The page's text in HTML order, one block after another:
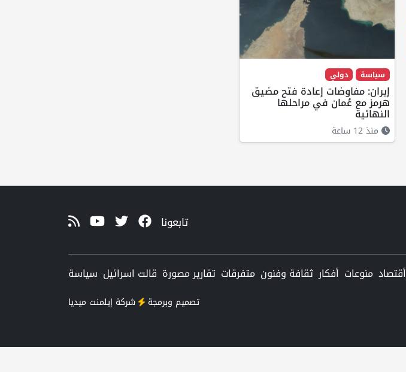
سياسة دولي
إيران: مفاوضات إعادة فتح مضيق
هرمز مع عُمان في مراحلها
النهائية
منذ 12 ساعة
تابعونا
أقتصاد منوعات أفكار ثقافة وفنون متفرقات تقارير مصورة قالت اسرائيل سياسة
تصميم وبرمجة شركة إيلمنت ميديا